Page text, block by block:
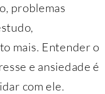
problemas
mais. Entender o
e ansiedade é
com ele.